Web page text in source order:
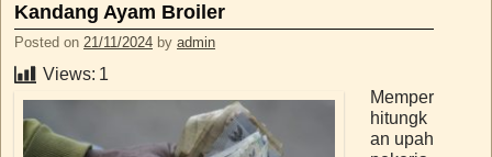
Kandang Ayam Broiler
Posted on 21/11/2024 by admin
Views: 1
Memper
hitungk
an upah